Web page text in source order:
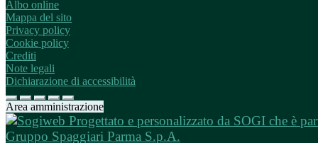
Albo online
Mappa del sito
Privacy policy
Cookie policy
Crediti
Note legali
Dichiarazione di accessibilità
Area amministrazione